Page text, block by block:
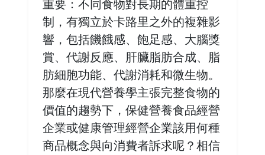
重要：不同食物對長期的體重控
制，有獨立於卡路里之外的複雜影
響，包括饑餓感、飽足感、大腦獎
賞、代謝反應、肝臟脂肪合成、脂
肪細胞功能、代謝消耗和微生物。
那麼在現代營養學主張完整食物的
價值的趨勢下，保健營養食品經營
企業或健康管理經營企業該用何種
商品概念與向消費者訴求呢？相信